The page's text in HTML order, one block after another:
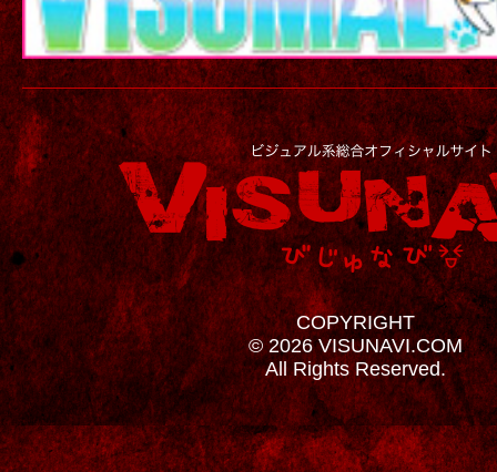
COPYRIGHT
© 2026 VISUNAVI.COM
All Rights Reserved.